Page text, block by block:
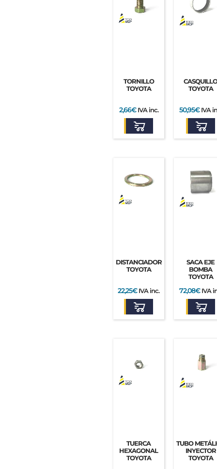
TORNILLO
TOYOTA
2,66€ IVA inc.
TOYOTA
50,95€ IVA
DISTANCIADOR
TOYOTA
22,25€ IVA inc.
SACA EJE
BOMBA
TOYOTA
72,08€ IVA
TUERCA
HEXAGONAL
TOYOTA
TUBO
INYECTOR
TOYOTA